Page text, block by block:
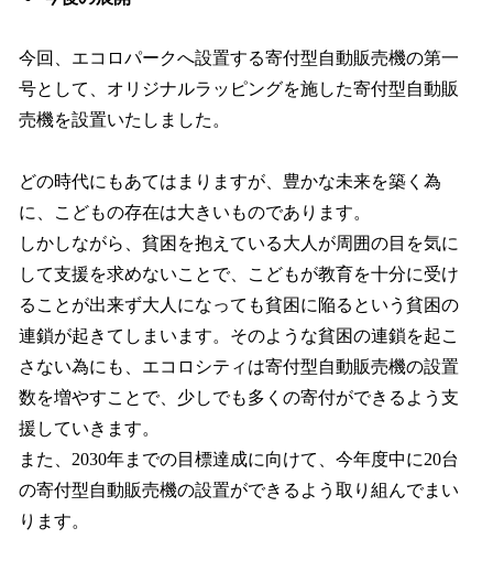
今回、エコロパークへ設置する寄付型自動販売機の第一
号として、オリジナルラッピングを施した寄付型自動販
売機を設置いたしました。
どの時代にもあてはまりますが、豊かな未来を築く為
に、こどもの存在は大きいものであります。
しかしながら、貧困を抱えている大人が周囲の目を気に
して支援を求めないことで、こどもが教育を十分に受け
ることが出来ず大人になっても貧困に陥るという貧困の
連鎖が起きてしまいます。そのような貧困の連鎖を起こ
さない為にも、エコロシティは寄付型自動販売機の設置
数を増やすことで、少しでも多くの寄付ができるよう支
援していきます。
また、2030年までの目標達成に向けて、今年度中に20台
の寄付型自動販売機の設置ができるよう取り組んでまい
ります。